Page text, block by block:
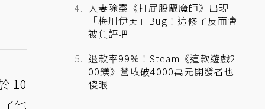
10
他
人妻除靈《打屁股驅魔師》出現
「梅川伊芙」Bug！這修了反而會
被負評吧
退款率99%！Steam《這款遊戲2
00鎂》營收破4000萬元開發者也
傻眼